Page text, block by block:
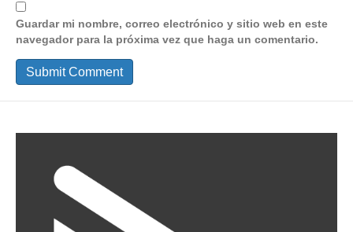
Guardar mi nombre, correo electrónico y sitio web en este
navegador para la próxima vez que haga un comentario.